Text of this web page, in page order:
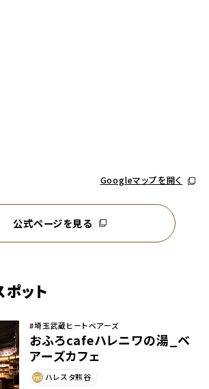
Googleマップを開く 別ウ
公式ページを見る別ウィンドウで開く
ット
#埼玉武蔵ヒートベアーズ
おふろcafeハレニワの湯_ベ
アーズカフェ
ハレスタ熊谷